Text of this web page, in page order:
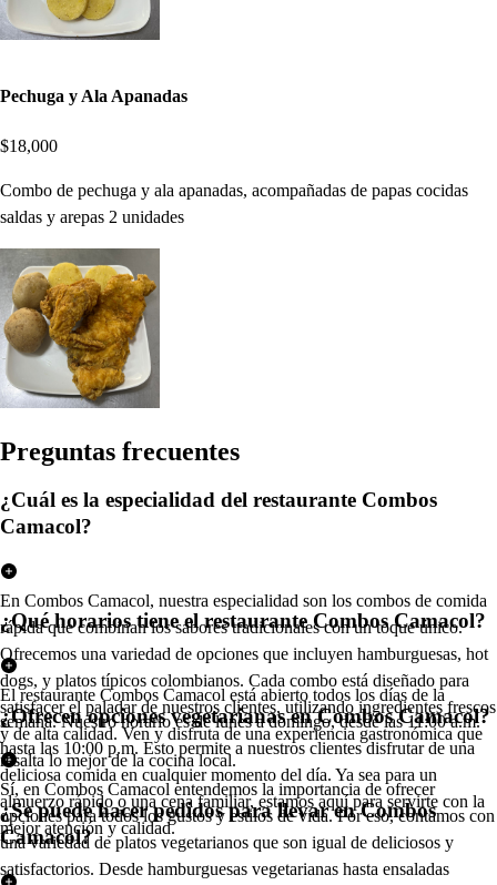
Pechuga y Ala Apanadas
$18,000
Combo de pechuga y ala apanadas, acompañadas de papas cocidas
saldas y arepas 2 unidades
Preguntas frecuentes
¿Cuál es la especialidad del restaurante Combos
Camacol?
En Combos Camacol, nuestra especialidad son los combos de comida
rápida que combinan los sabores tradicionales con un toque único.
Ofrecemos una variedad de opciones que incluyen hamburguesas, hot
dogs, y platos típicos colombianos. Cada combo está diseñado para
satisfacer el paladar de nuestros clientes, utilizando ingredientes frescos
y de alta calidad. Ven y disfruta de una experiencia gastronómica que
resalta lo mejor de la cocina local.
¿Qué horarios tiene el restaurante Combos Camacol?
El restaurante Combos Camacol está abierto todos los días de la
semana. Nuestro horario es de lunes a domingo, desde las 11:00 a.m.
hasta las 10:00 p.m. Esto permite a nuestros clientes disfrutar de una
deliciosa comida en cualquier momento del día. Ya sea para un
almuerzo rápido o una cena familiar, estamos aquí para servirte con la
mejor atención y calidad.
¿Ofrecen opciones vegetarianas en Combos Camacol?
Sí, en Combos Camacol entendemos la importancia de ofrecer
opciones para todos los gustos y estilos de vida. Por eso, contamos con
una variedad de platos vegetarianos que son igual de deliciosos y
satisfactorios. Desde hamburguesas vegetarianas hasta ensaladas
¿Se puede hacer pedidos para llevar en Combos
Camacol?